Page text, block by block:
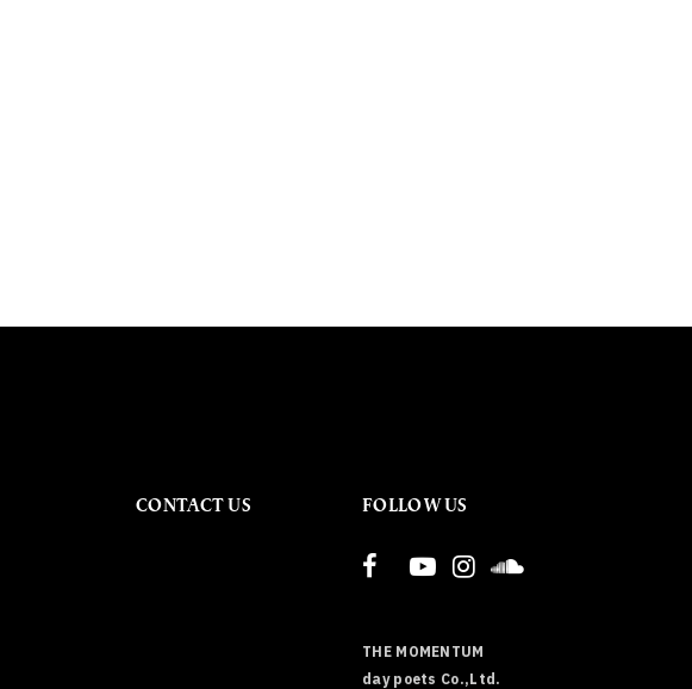
CONTACT US FOLLOW US
THE MOMENTUM
day poets Co.,Ltd.